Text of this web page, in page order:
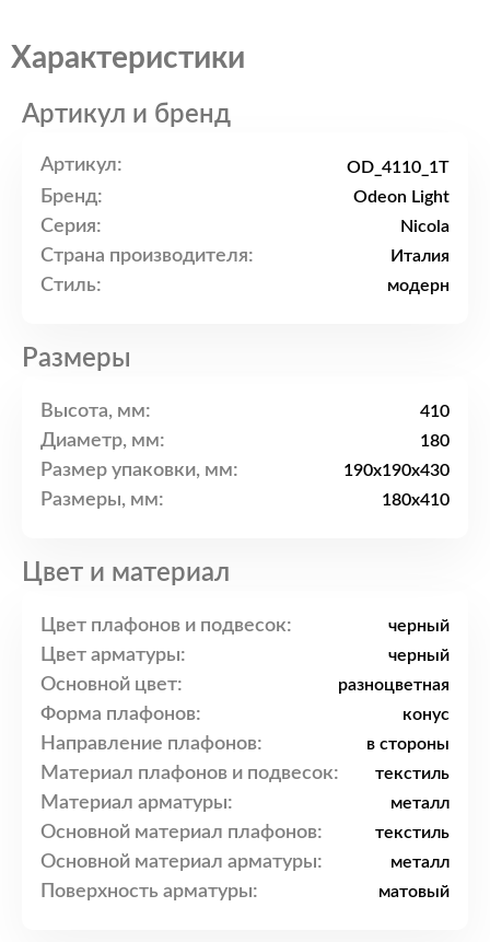
Характеристики
Артикул и бренд
Артикул: OD_4110_1T
Бренд: Odeon Light
Серия: Nicola
Страна производителя: Италия
Стиль: модерн
Размеры
Высота, мм: 410
Диаметр, мм: 180
Размер упаковки, мм: 190x190x430
Размеры, мм: 180x410
Цвет и материал
Цвет плафонов и подвесок: черный
Цвет арматуры: черный
Основной цвет: разноцветная
Форма плафонов: конус
Направление плафонов: в стороны
Материал плафонов и подвесок: текстиль
Материал арматуры: металл
Основной материал плафонов: текстиль
Основной материал арматуры: металл
Поверхность арматуры: матовый